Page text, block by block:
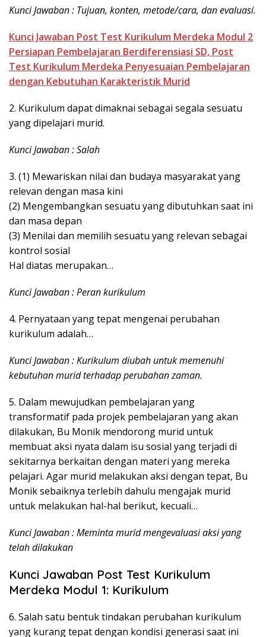
Kunci Jawaban : Tujuan, konten, metode/cara, dan evaluasi.
Kunci Jawaban Post Test Kurikulum Merdeka Modul 2
Persiapan Pembelajaran Berdiferensiasi SD, Post
Test Kurikulum Merdeka Penyesuaian Pembelajaran
dengan Kebutuhan Karakteristik Murid
2. Kurikulum dapat dimaknai sebagai segala sesuatu
yang dipelajari murid.
Kunci Jawaban : Salah
3. (1) Mewariskan nilai dan budaya masyarakat yang
relevan dengan masa kini
(2) Mengembangkan sesuatu yang dibutuhkan saat ini
dan masa depan
(3) Menilai dan memilih sesuatu yang relevan sebagai
kontrol sosial
Hal diatas merupakan…
Kunci Jawaban : Peran kurikulum
4. Pernyataan yang tepat mengenai perubahan
kurikulum adalah…
Kunci Jawaban : Kurikulum diubah untuk memenuhi
kebutuhan murid terhadap perubahan zaman.
5. Dalam mewujudkan pembelajaran yang
transformatif pada projek pembelajaran yang akan
dilakukan, Bu Monik mendorong murid untuk
membuat aksi nyata dalam isu sosial yang terjadi di
sekitarnya berkaitan dengan materi yang mereka
pelajari. Agar murid melakukan aksi dengan tepat, Bu
Monik sebaiknya terlebih dahulu mengajak murid
untuk melakukan hal-hal berikut, kecuali…
Kunci Jawaban : Meminta murid mengevaluasi aksi yang
telah dilakukan
Kunci Jawaban Post Test Kurikulum
Merdeka Modul 1: Kurikulum
6. Salah satu bentuk tindakan perubahan kurikulum
yang kurang tepat dengan kondisi generasi saat ini